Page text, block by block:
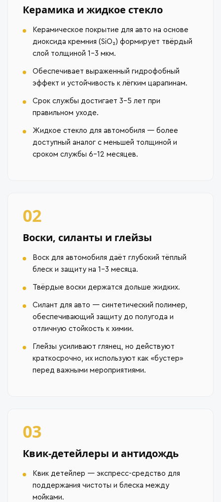
Керамика и жидкое стекло
Керамическое покрытие для авто на основе
диоксида кремния (SiO₂) формирует твёрдый
слой толщиной 1–3 мкм.
Обеспечивает выраженный гидрофобный
эффект и устойчивость к лёгким царапинам.
Срок службы достигает 3–5 лет при
правильном уходе.
Жидкое стекло для автомобиля — более
доступный аналог с меньшей толщиной и
сроком службы 6–12 месяцев.
02
Воски, силанты и глейзы
Воск для автомобиля даёт глубокий тёплый
блеск и защиту на 1–3 месяца.
Твёрдые воски держатся дольше жидких.
Силант для авто — синтетический полимер,
обеспечивающий защиту до полугода и
отличную стойкость к химии.
Глейзы усиливают глянец, но действуют
краткосрочно, их используют как «бустер»
перед важными мероприятиями.
03
Квик-детейлеры и антидождь
Квик детейлер — экспресс-средство для
поддержания чистоты и блеска между
мойками.